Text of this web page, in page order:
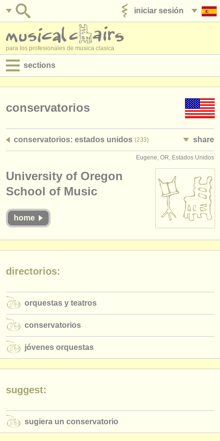
iniciar sesión
para los profesionales de musica clasica
sections
empleos - administración
cursillos
concursos
instrumentos robados
directorios:
conservatorios
jóvenes orquestas
musicalchairs:
contáctenos
noticias sobre música clásica
conservatorios
conservatorios: estados unidos (233) share
Eugene, OR, Estados Unidos
University of Oregon
School of Music
home
directorios:
orquestas y teatros
conservatorios
jóvenes orquestas
suggest:
sugiera un conservatorio